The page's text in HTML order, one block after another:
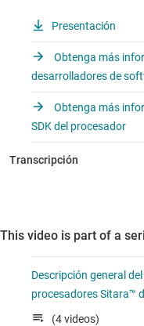
Presentación
Obtenga más
desarrolladores de
Obtenga más
SDK del procesador
This video is part of a
Descripción general
procesadores Sitara™
(4 videos)